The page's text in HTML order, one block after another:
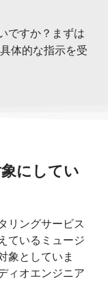
ですか？まずは
体的な指示を受
にしてい
リングサービス
ているミュージ
象としていま
ィオエンジニア